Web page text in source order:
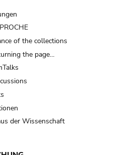
of the collections
the page…
der Wissenschaft